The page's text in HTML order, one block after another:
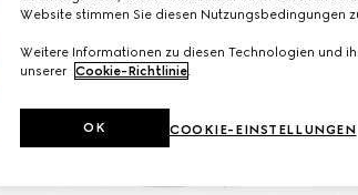
Website stimmen Sie diesen Nutzungsbedingungen
Weitere Informationen zu diesen Technologien und
unserer Cookie-Richtlinie.
COOKIE-EINSTELLUNGEN
OK